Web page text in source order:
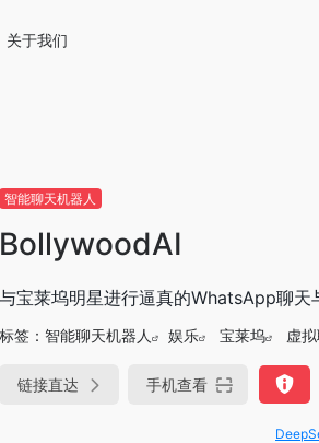
关于我们
智能聊天机器人
BollywoodAI
与宝莱坞明星进行逼真的WhatsApp聊
标签： 智能聊天机器人 娱乐 宝莱坞 虚
链接直达 手机查看
DeepSeek-R1、